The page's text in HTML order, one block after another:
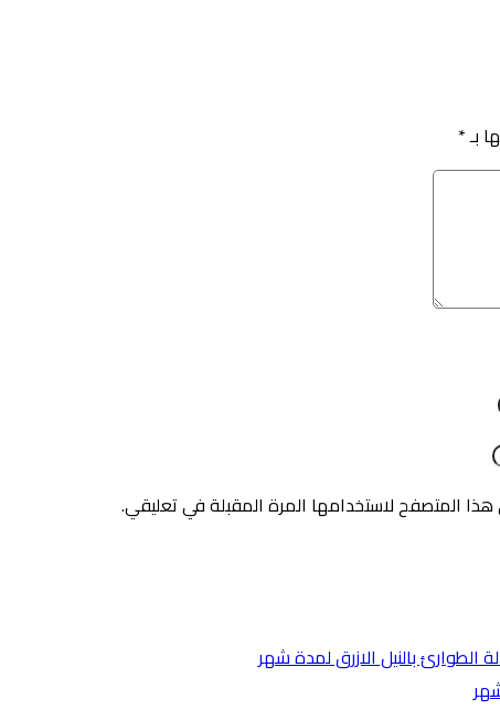
بـ*
المتصفح لاستخدامها المرة المقبلة في تعليقي.